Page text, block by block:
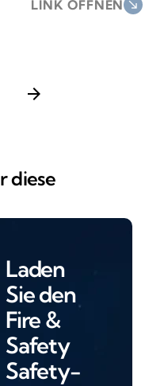
LINK ÖFFNEN south_east
arrow_forward
diese
Laden
Sie den
Fire &
Safety
Safety-